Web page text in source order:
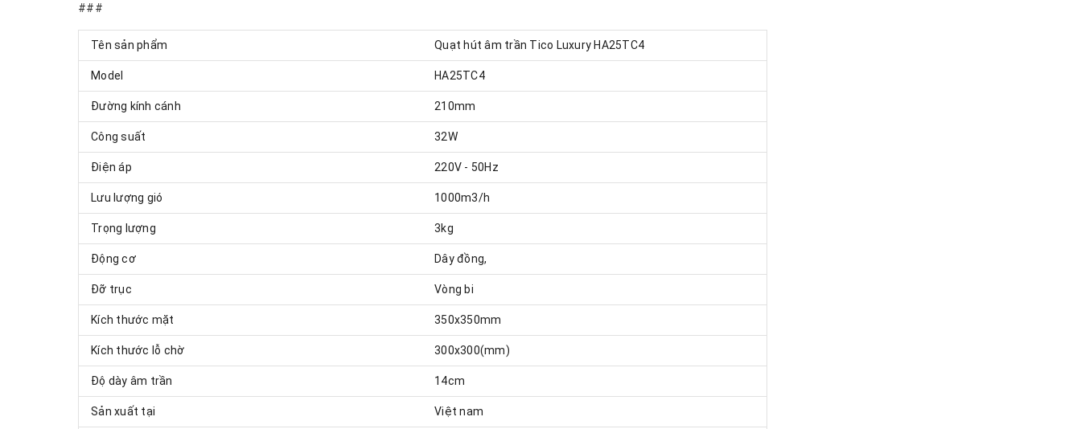
###
Tên sản phẩm Quạt hút âm trần Tico Luxury HA25TC4
Model HA25TC4
Đường kính cánh 210mm
Công suất 32W
Điện áp 220V - 50Hz
Lưu lượng gió 1000m3/h
Trọng lượng 3kg
Động cơ Dây đồng,
Đỡ trục Vòng bi
Kích thước mặt 350x350mm
Kích thước lỗ chờ 300x300(mm)
Độ dày âm trần 14cm
Sản xuất tại Việt nam